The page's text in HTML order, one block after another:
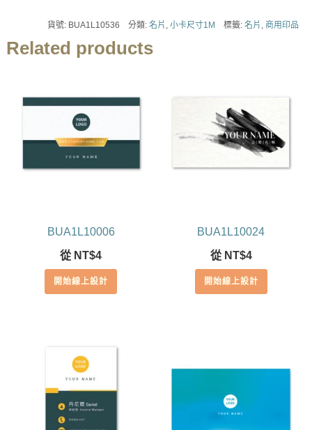
貨號: BUA1L10536 分類:名片 ,小卡尺寸1M 標籤:名片 ,商用印品
Related products
BUA1L10006
從 NT$4
開始線上設計
BUA1L10024
從 NT$4
開始線上設計